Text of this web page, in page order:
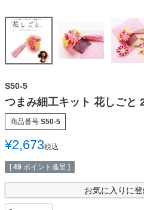
S50-5
つまみ細工キット 花しごと
商品番号 S50-5
¥2,673税込
[ 49 ポイント進呈 ]
お気に入りに